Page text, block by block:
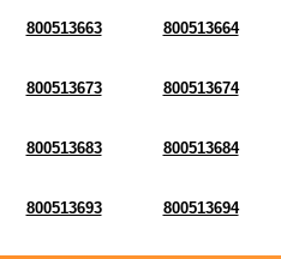
800513663 800513664
800513673 800513674
800513683 800513684
800513693 800513694